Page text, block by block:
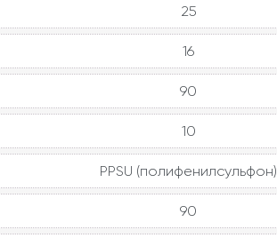
25
16
90
10
PPSU (полифенилсульфон)
90